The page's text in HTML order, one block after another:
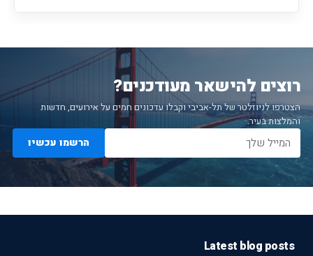
רוצים להישאר מעודכנים?
הצטרפו לניוזלטר של תל-אביבי וקבלו עדכונים חמים על אירועים, חדשות
והמלצות בעיר.
הרשמו עכשיו
Latest blog posts